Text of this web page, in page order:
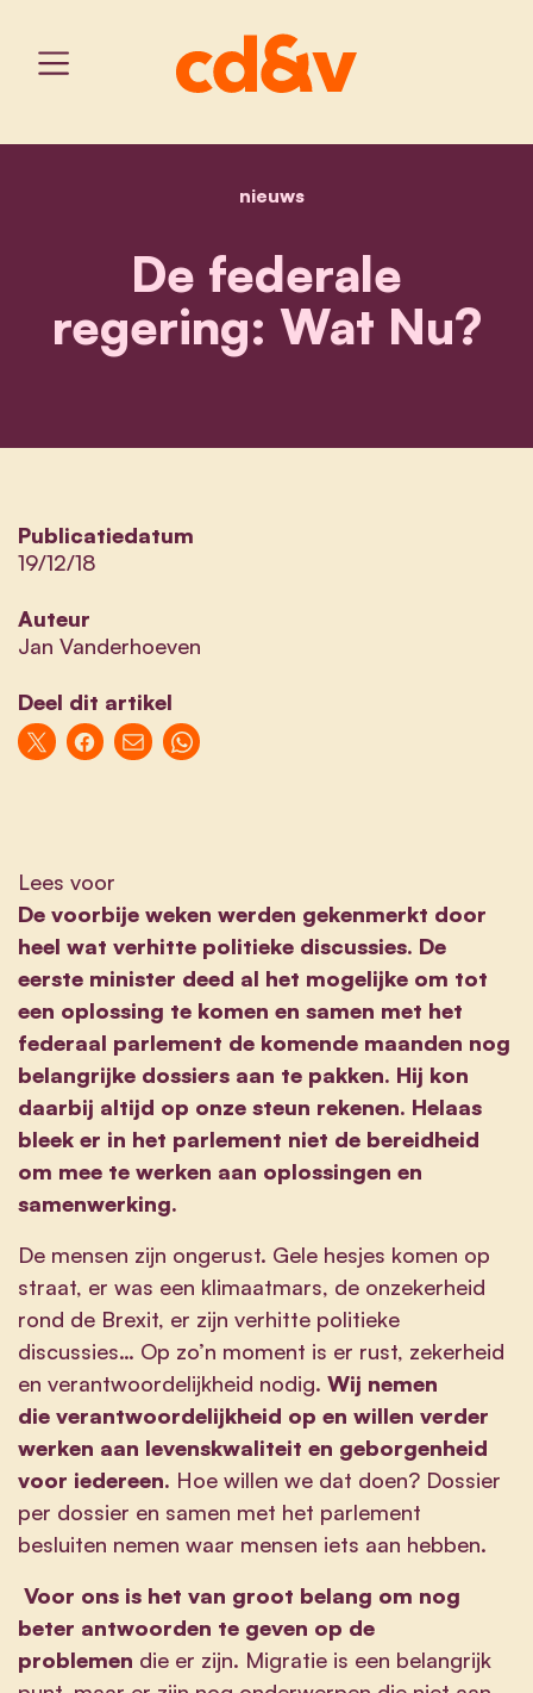
home
nieuwsde federale regering:
De federale
regering: Wat Nu?
Publicatiedatum
19/12/18
Auteur
Jan Vanderhoeven
Deel dit artikel
Lees voor
De voorbije weken werden gekenmerkt door
heel wat verhitte politieke discussies. De
eerste minister deed al het mogelijke om tot
een oplossing te komen en samen met het
federaal parlement de komende maanden nog
belangrijke dossiers aan te pakken. Hij kon
daarbij altijd op onze steun rekenen. Helaas
bleek er in het parlement niet de bereidheid
om mee te werken aan oplossingen en
samenwerking.
De mensen zijn ongerust. Gele hesjes komen op
straat, er was een klimaatmars, de onzekerheid
rond de Brexit, er zijn verhitte politieke
discussies… Op zo’n moment is er rust, zekerheid
en verantwoordelijkheid nodig. Wij nemen
die verantwoordelijkheid op en willen verder
werken aan levenskwaliteit en geborgenheid
voor iedereen. Hoe willen we dat doen? Dossier
per dossier en samen met het parlement
besluiten nemen waar mensen iets aan hebben.
Voor ons is het van groot belang om nog
beter antwoorden te geven op de
problemen die er zijn. Migratie is een belangrijk